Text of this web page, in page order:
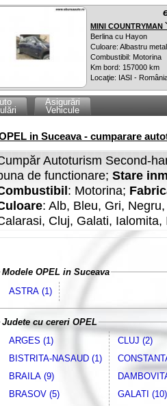
MINI COUNTRYMAN
Berlina cu Hayon
Culoare: Albastru
Combustibil: Motorina
Km bord: 157000 km
Locaţie: IASI -
Asigurări
Vehicule
in Suceava - cumparare
Autoturism Second-
de functionare; Stare
: Motorina;
: Alb, Bleu, Gri,
Cluj, Galati, Ialomita,
Modele OPEL in Suceava
ASTRA (1)
Judete cu cereri OPEL
ARGES (1)
BISTRITA-NASAUD (1)
BRAILA (9)
BRASOV (5)
CLUJ (2)
GALATI (10)